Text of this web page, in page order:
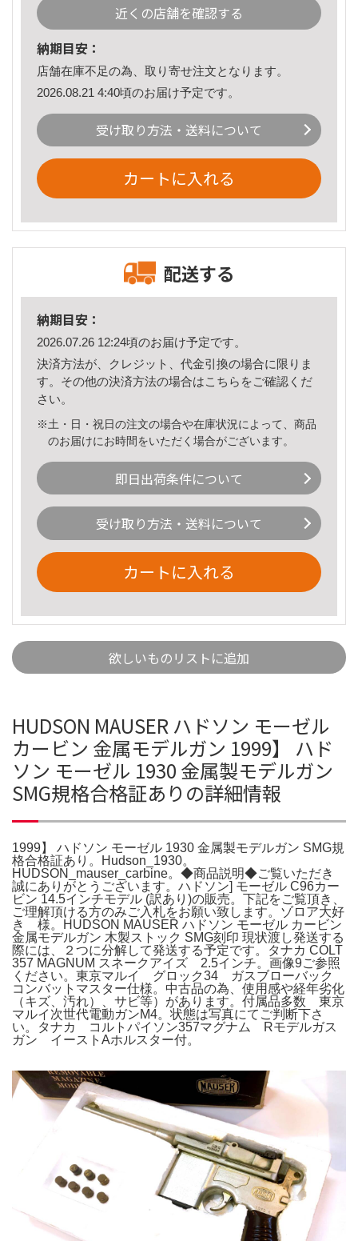
近くの店舗を確認する
納期目安：
店舗在庫不足の為、取り寄せ注文となります。
2026.08.21 4:40頃のお届け予定です。
受け取り方法・送料について
カートに入れる
配送する
納期目安：
2026.07.26 12:24頃のお届け予定です。
決済方法が、クレジット、代金引換の場合に限りま
す。その他の決済方法の場合はこちら をご確認くだ
さい。
※土・日・祝日の注文の場合や在庫状況によって、商品
のお届けにお時間をいただく場合がございます。
即日出荷条件について
受け取り方法・送料について
カートに入れる
欲しいものリストに追加
HUDSON MAUSER ハドソン モーゼル
カービン 金属モデルガン 1999】 ハド
ソン モーゼル 1930 金属製モデルガン
SMG規格合格証ありの詳細情報
1999】 ハドソン モーゼル 1930 金属製モデルガン SMG規
格合格証あり。Hudson_1930。
HUDSON_mauser_carbine。◆商品説明◆ご覧いただき
誠にありがとうございます。ハドソン] モーゼル C96カー
ビン 14.5インチモデル (訳あり)の販売。下記をご覧頂き、
ご理解頂ける方のみご入札をお願い致します。ゾロア大好
き 様。HUDSON MAUSER ハドソン モーゼル カービン
金属モデルガン 木製ストック SMG刻印 現状渡し発送する
際には、２つに分解して発送する予定です。タナカ COLT
357 MAGNUM スネークアイズ 2.5インチ。画像9ご参照
ください。東京マルイ グロック34 ガスブローバック
コンバットマスター仕様。中古品の為、使用感や経年劣化
（キズ、汚れ）、サビ等）があります。付属品多数 東京
マルイ次世代電動ガンM4。状態は写真にてご判断下さ
い。タナカ コルトパイソン357マグナム Rモデルガス
ガン イーストAホルスター付。